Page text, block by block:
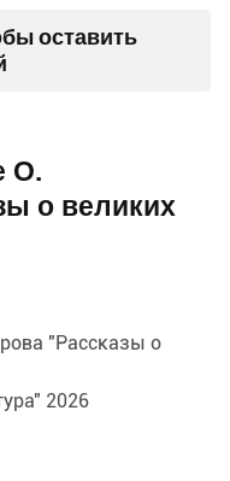
оставить
О.
о великих
"Рассказы о
2026